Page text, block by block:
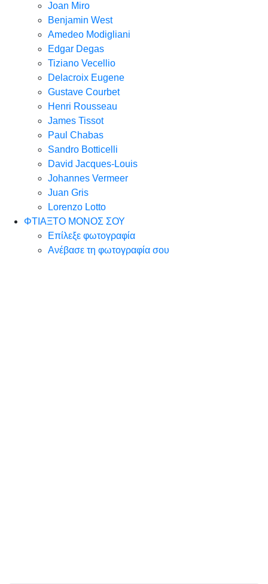
Joan Miro
Benjamin West
Amedeo Modigliani
Edgar Degas
Tiziano Vecellio
Delacroix Eugene
Gustave Courbet
Henri Rousseau
James Tissot
Paul Chabas
Sandro Botticelli
David Jacques-Louis
Johannes Vermeer
Juan Gris
Lorenzo Lotto
ΦΤΙΑΞΤΟ ΜΟΝΟΣ ΣΟΥ
Επίλεξε φωτογραφία
Ανέβασε τη φωτογραφία σου